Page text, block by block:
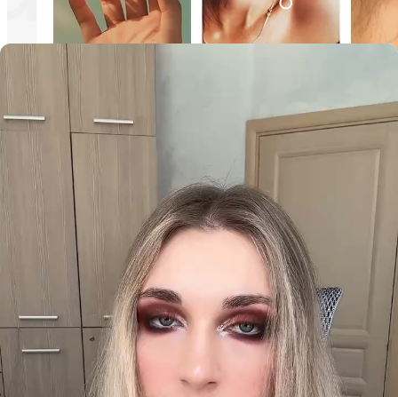
Только на сайте
11 оценок
Набор пробников
5 шт. х 1.5 мл
biblioteka aromatov